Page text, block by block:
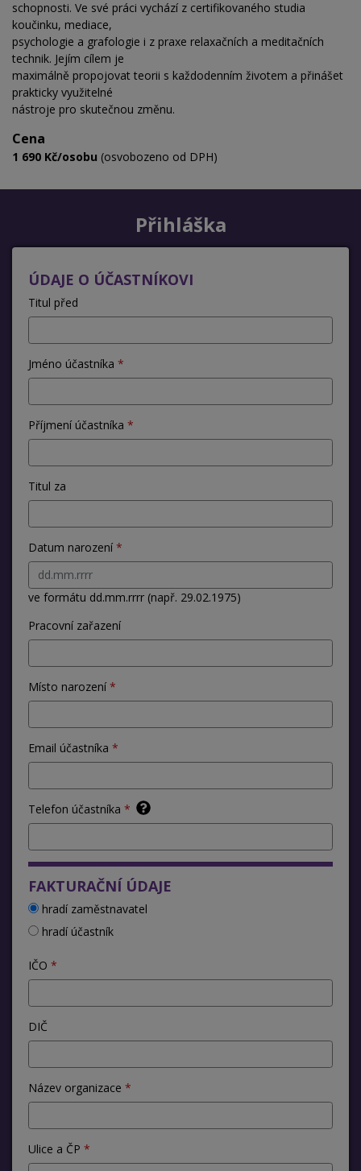
schopnosti. Ve své práci vychází z certifikovaného studia
koučinku, mediace,
psychologie a grafologie i z praxe relaxačních a meditačních
technik. Jejím cílem je
maximálně propojovat teorii s každodenním životem a přinášet
prakticky využitelné
nástroje pro skutečnou změnu.
Cena
1 690 Kč/osobu (osvobozeno od DPH)
Přihláška
ÚDAJE O ÚČASTNÍKOVI
Titul před
Jméno účastníka
Příjmení účastníka
Titul za
Datum narození
ve formátu dd.mm.rrrr (např. 29.02.1975)
Pracovní zařazení
Místo narození
Email účastníka
Telefon účastníka
FAKTURAČNÍ ÚDAJE
hradí zaměstnavatel
hradí účastník
IČO
DIČ
Název organizace
Ulice a ČP